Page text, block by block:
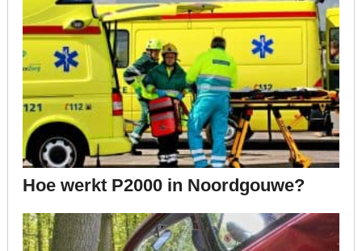
Hoe werkt P2000 in Noordgouwe?